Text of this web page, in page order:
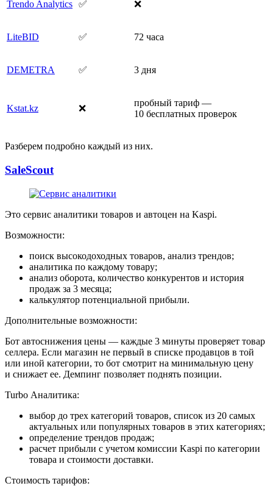
Trendo Analytics ✅ ❌
LiteBID ✅ 72 часа
DEMETRA ✅ 3 дня
Kstat.kz ❌
пробный тариф —
10 бесплатных проверок
Разберем подробно каждый из них.
SaleScout
Это сервис аналитики товаров и автоцен на Kaspi.
Возможности:
поиск высокодоходных товаров, анализ трендов;
аналитика по каждому товару;
анализ оборота, количество конкурентов и история
продаж за 3 месяца;
калькулятор потенциальной прибыли.
Дополнительные возможности:
Бот автоснижения цены — каждые 3 минуты проверяет товар
селлера. Если магазин не первый в списке продавцов в той
или иной категории, то бот смотрит на минимальную цену
и снижает ее. Демпинг позволяет поднять позиции.
Turbo Аналитика:
выбор до трех категорий товаров, список из 20 самых
актуальных или популярных товаров в этих категориях;
определение трендов продаж;
расчет прибыли с учетом комиссии Kaspi по категории
товара и стоимости доставки.
Стоимость тарифов: